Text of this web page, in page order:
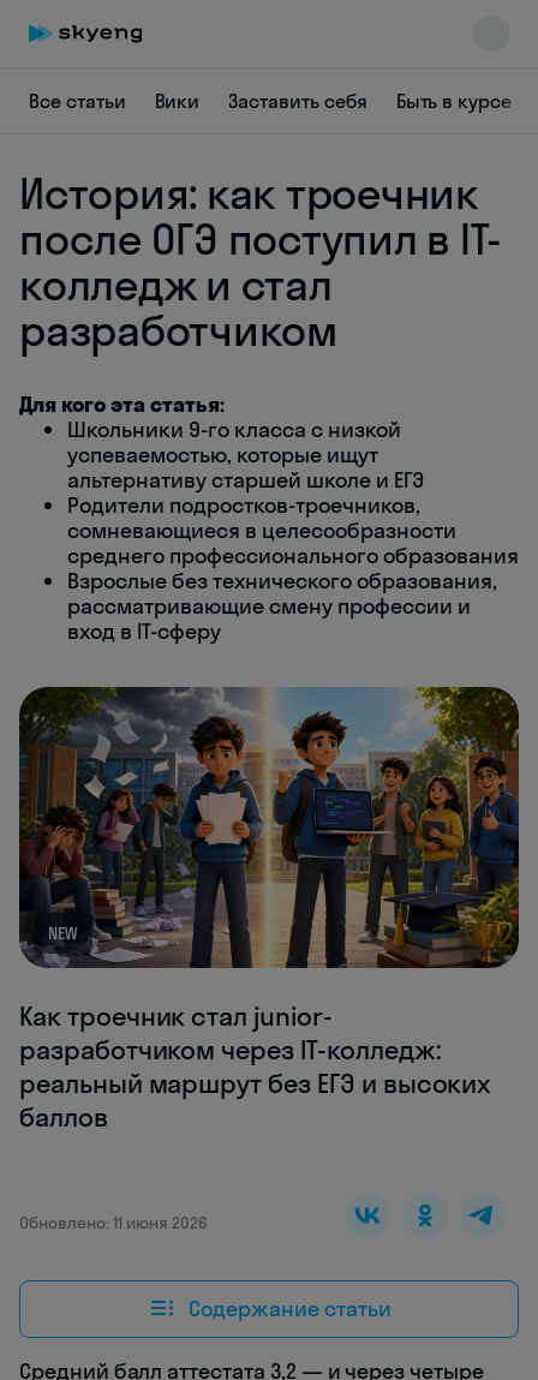
Все статьи Вики Заставить себя Быть в курсе
История: как троечник
после ОГЭ поступил в IT-
колледж и стал
разработчиком
Для кого эта статья:
Школьники 9-го класса с низкой
успеваемостью, которые ищут
альтернативу старшей школе и ЕГЭ
Родители подростков-троечников,
сомневающиеся в целесообразности
среднего профессионального образования
Взрослые без технического образования,
рассматривающие смену профессии и
вход в IT-сферу
NEW
Как троечник стал junior-
разработчиком через IT-колледж:
реальный маршрут без ЕГЭ и высоких
баллов
Обновлено: 11 июня 2026
Содержание статьи
Средний балл аттестата 3,2 — и через четыре
Skyeng Chat
online